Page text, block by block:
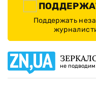
Поддержать
не подводим